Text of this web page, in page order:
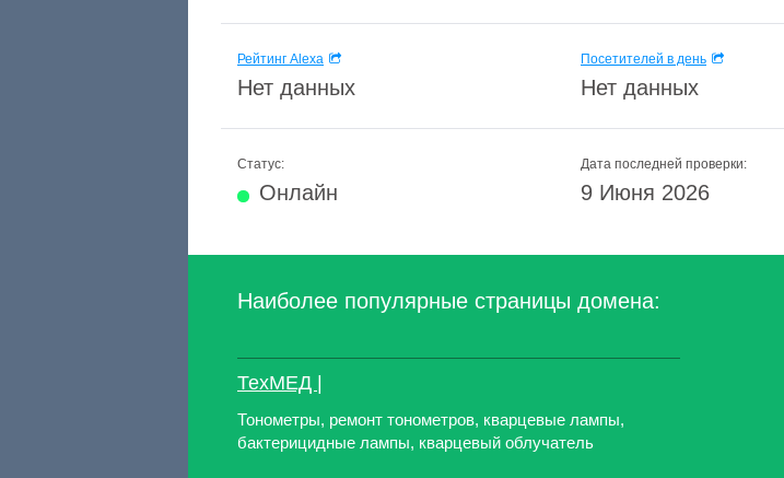
Рейтинг Alexa
Нет данных
Посетителей в день
Нет данных
Статус:
Онлайн
Дата последней проверки:
9 Июня 2026
Наиболее популярные страницы домена:
ТехМЕД |
Тонометры, ремонт тонометров, кварцевые лампы,
бактерицидные лампы, кварцевый облучатель